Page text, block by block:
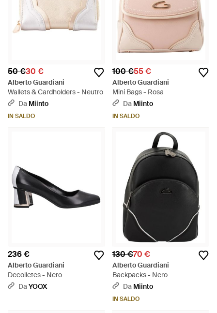
50 €30 €
Alberto Guardiani
Wallets & Cardholders - Neutro
Da Miinto
IN SALDO
100 €55 €
Alberto Guardiani
Mini Bags - Rosa
Da Miinto
IN SALDO
236 €
Alberto Guardiani
Decolletes - Nero
DaYOOX
130 €70 €
Alberto Guardiani
Backpacks - Nero
Da Miinto
IN SALDO